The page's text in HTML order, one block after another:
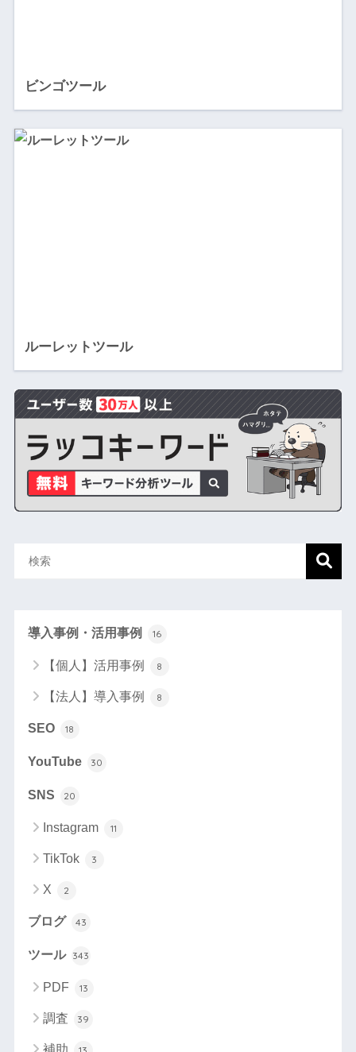
ビンゴツール
ルーレットツール
導入事例・活用事例 16
【個人】活用事例 8
【法人】導入事例 8
SEO 18
YouTube 30
SNS 20
Instagram 11
TikTok 3
X 2
ブログ 43
ツール 343
PDF 13
調査 39
補助